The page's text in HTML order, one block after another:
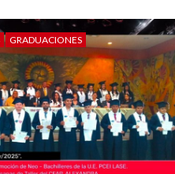
GRADUACIONES